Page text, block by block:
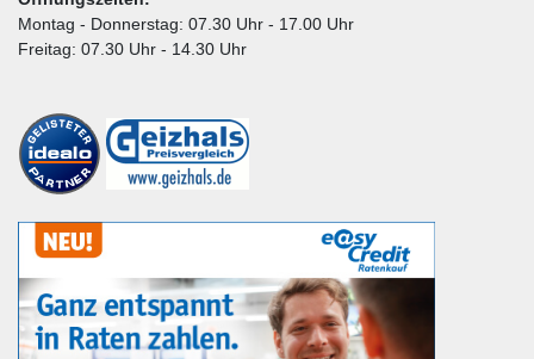
Montag - Donnerstag: 07.30 Uhr - 17.00 Uhr
Freitag: 07.30 Uhr - 14.30 Uhr